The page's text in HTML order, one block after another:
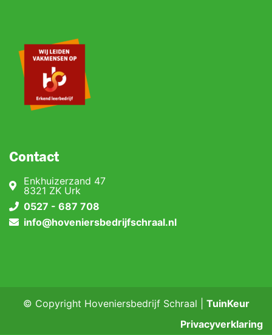
Contact
Enkhuizerzand 47
8321 ZK Urk
0527 - 687 708
info@hoveniersbedrijfschraal.nl
© Copyright Hoveniersbedrijf Schraal | TuinKeur
Privacyverklaring